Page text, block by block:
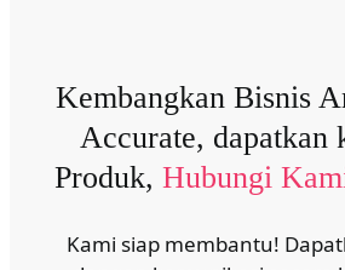
Kembangkan Bisnis
Accurate, dapatkan
Produk, Hubungi
Kami siap membantu!